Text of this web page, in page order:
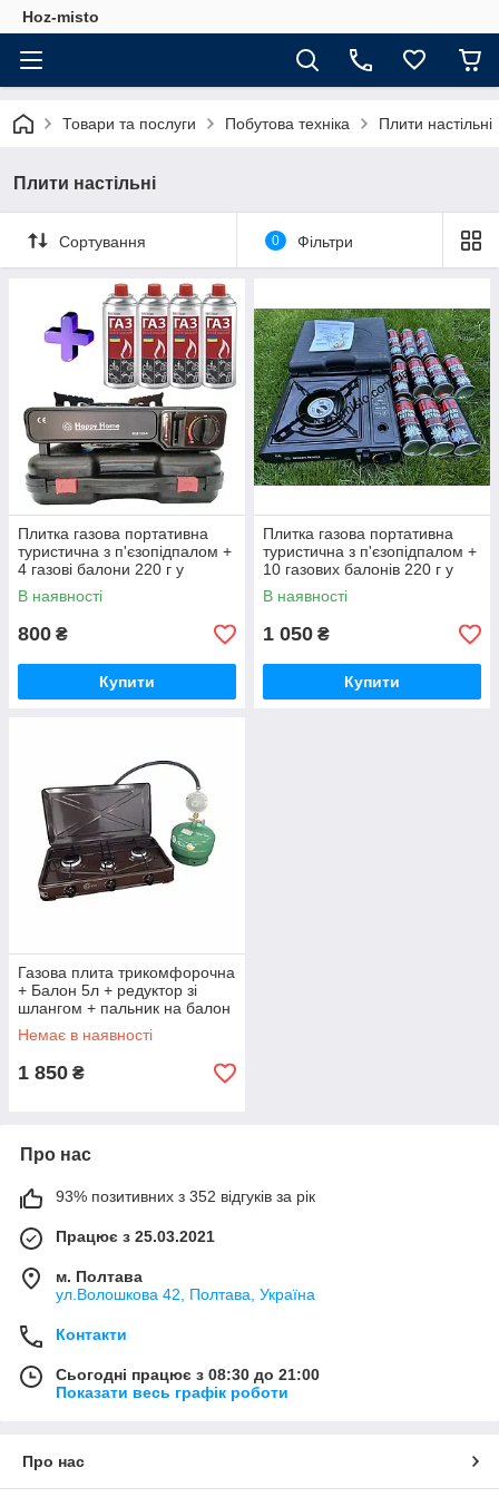
Hoz-misto
Товари та послуги Побутова техніка Плити настільні
Плити настільні
Сортування 0 Фільтри
Плитка газова портативна
туристична з п'єзопідпалом +
4 газові балони 220 г у
комплекті
В наявності
800 ₴
Купити
Плитка газова портативна
туристична з п'єзопідпалом +
10 газових балонів 220 г у
комплекті
В наявності
1 050 ₴
Купити
Газова плита трикомфорочна
+ Балон 5л + редуктор зі
шлангом + пальник на балон
у подарунок
Немає в наявності
1 850 ₴
Про нас
93% позитивних з 352 відгуків за рік
Працює з 25.03.2021
м. Полтава
ул.Волошкова 42, Полтава, Україна
Контакти
Сьогодні працює з 08:30 до 21:00
Показати весь графік роботи
Про нас